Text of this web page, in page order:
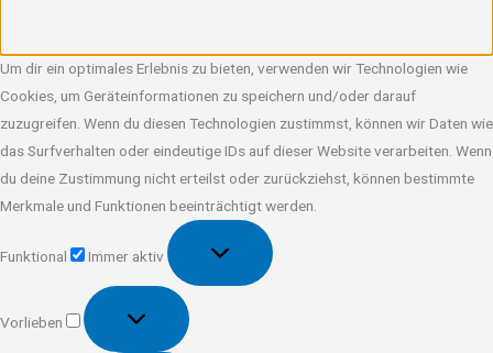
Um dir ein optimales Erlebnis zu bieten, verwenden wir Technologien wie
Cookies, um Geräteinformationen zu speichern und/oder darauf
zuzugreifen. Wenn du diesen Technologien zustimmst, können wir Daten wie
das Surfverhalten oder eindeutige IDs auf dieser Website verarbeiten. Wenn
du deine Zustimmung nicht erteilst oder zurückziehst, können bestimmte
Merkmale und Funktionen beeinträchtigt werden.
Funktional
Immer aktiv
Vorlieben
Vorlieben